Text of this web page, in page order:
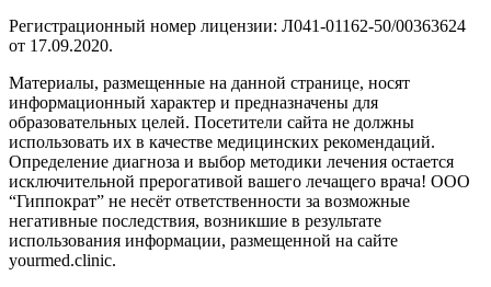
Регистрационный номер лицензии: Л041-01162-50/00363624
от 17.09.2020.
Материалы, размещенные на данной странице, носят
информационный характер и предназначены для
образовательных целей. Посетители сайта не должны
использовать их в качестве медицинских рекомендаций.
Определение диагноза и выбор методики лечения остается
исключительной прерогативой вашего лечащего врача! ООО
“Гиппократ” не несёт ответственности за возможные
негативные последствия, возникшие в результате
использования информации, размещенной на сайте
yourmed.clinic.